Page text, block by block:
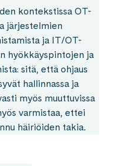
kontekstissa OT-
järjestelmien
ja IT/OT-
hyökkäyspintojen ja
sitä, että ohjaus
hallinnassa ja
myös muuttuvissa
varmistaa, ettei
häiriöiden takia.